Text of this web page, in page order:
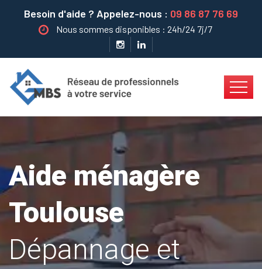
Besoin d'aide ? Appelez-nous : 09 86 87 76 69
Nous sommes disponibles : 24h/24 7j/7
Aide ménagère
Toulouse
Dépannage et